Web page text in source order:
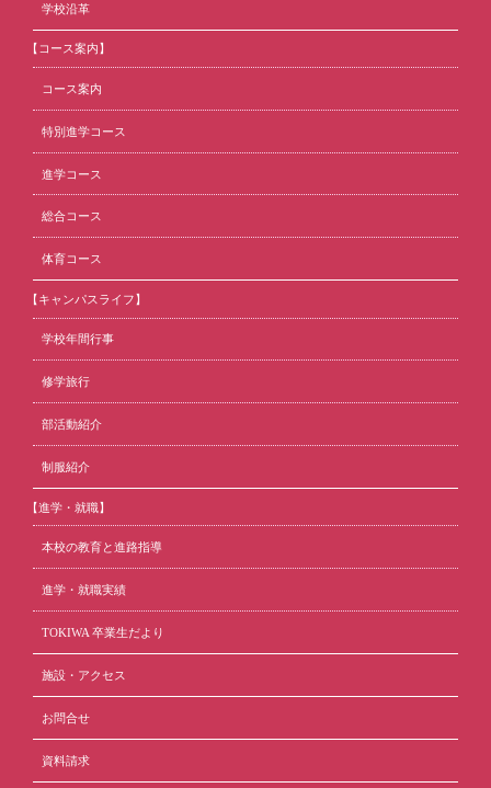
学校沿革
【コース案内】
コース案内
特別進学コース
進学コース
総合コース
体育コース
【キャンパスライフ】
学校年間行事
修学旅行
部活動紹介
制服紹介
【進学・就職】
本校の教育と進路指導
進学・就職実績
TOKIWA 卒業生だより
施設・アクセス
お問合せ
資料請求